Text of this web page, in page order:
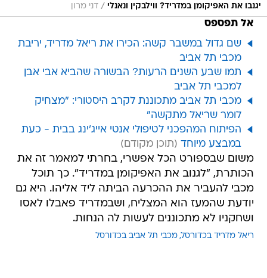
יגנבו את האפיקומן במדריד? ווילבקין ונאנלי / דני מרון
אל תפספס
שם גדול במשבר קשה: הכירו את ריאל מדריד, יריבת
מכבי תל אביב
תמו שבע השנים הרעות? הבשורה שהביא אבי אבן
למכבי תל אביב
מכבי תל אביב מתכוננת לקרב היסטורי: "מצחיק
לומר שריאל מתקשה"
הפיתוח המהפכני לטיפולי אנטי אייג'ינג בבית - כעת
במבצע מיוחד
משום שבספורט הכל אפשרי, בחרתי למאמר זה את
הכותרת, "לגנוב את האפיקומן במדריד". כך תוכל
מכבי להעביר את ההכרעה הביתה ליד אליהו. היא גם
יודעת שהמעז הוא המצליח, ושבמדריד פאבלו לאסו
ושחקניו לא מתכוננים לעשות לה הנחות.
ריאל מדריד בכדורסל מכבי תל אביב בכדורסל